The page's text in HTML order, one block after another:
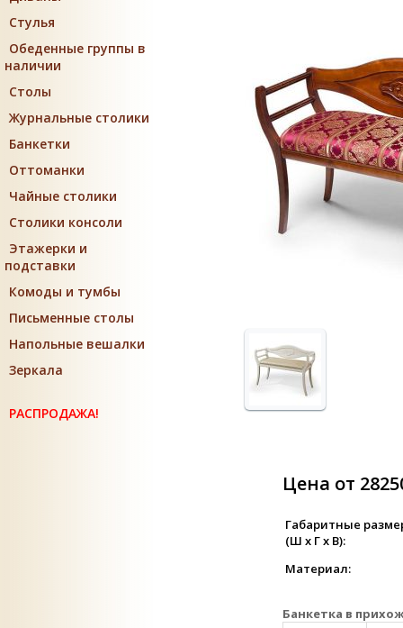
Стулья
Обеденные группы в
наличии
Столы
Журнальные столики
Банкетки
Оттоманки
Чайные столики
Столики консоли
Этажерки и
подставки
Комоды и тумбы
Письменные столы
Напольные вешалки
Зеркала
РАСПРОДАЖА!
Цена от
Габаритные
(Ш х Г х В):
Материал:
Банкетка в